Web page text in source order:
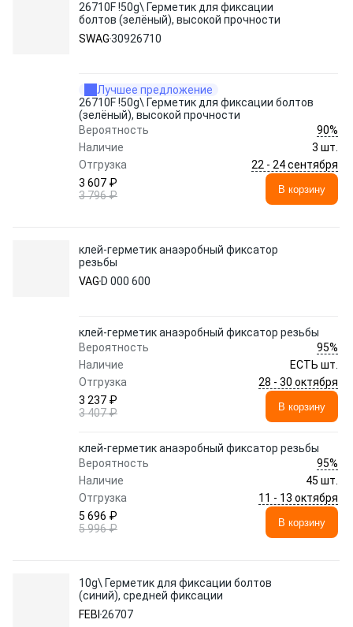
26710F !50g\ Герметик для фиксации
болтов (зелёный), высокой прочности
SWAG30926710
Лучшее предложение
26710F !50g\ Герметик для фиксации болтов
(зелёный), высокой прочности
Вероятность
90%
Наличие
3 шт.
Отгрузка
22 - 24 сентября
3 607 ₽
3 796 ₽
В корзину
клей-герметик анаэробный фиксатор
резьбы
VAG D 000 600
клей-герметик анаэробный фиксатор резьбы
Вероятность
95%
Наличие
ЕСТЬ шт.
Отгрузка
28 - 30 октября
3 237 ₽
3 407 ₽
В корзину
клей-герметик анаэробный фиксатор резьбы
Вероятность
95%
Наличие
45 шт.
Отгрузка
11 - 13 октября
5 696 ₽
5 996 ₽
В корзину
10g\ Герметик для фиксации болтов
(синий), средней фиксации
FEBI 26707